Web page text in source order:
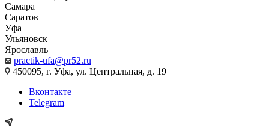
Самара
Саратов
Уфа
Ульяновск
Ярославль
practik-ufa@pr52.ru
450095, г. Уфа, ул. Центральная, д. 19
Вконтакте
Telegram